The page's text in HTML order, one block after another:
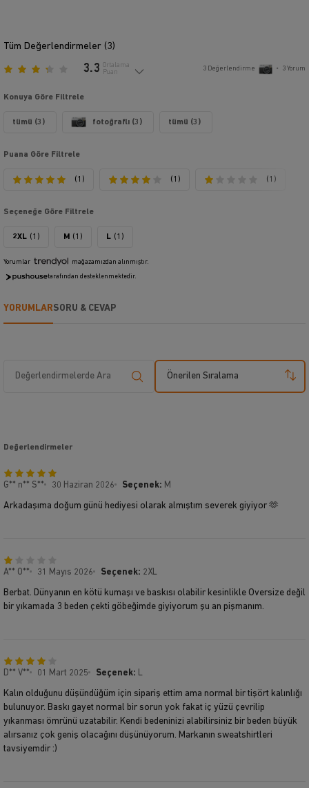
Tüm Değerlendirmeler (3)
3.3
Ortalama
Puan
3 Değerlendirme • 3Yorum
Konuya Göre Filtrele
tümü (3) fotoğraflı (3) tümü (3)
Puana Göre Filtrele
(1) (1) (1)
Seçeneğe Göre Filtrele
2XL (1) M (1) L (1)
Yorumlar mağazamızdan alınmıştır.
tarafından desteklenmektedir.
YORUMLARSORU & CEVAP
Önerilen Sıralama
Değerlendirmeler
G** n** S** 30 Haziran 2026 Seçenek: M
Arkadaşıma doğum günü hediyesi olarak almıştım severek giyiyor 🫶
A** O** 31 Mayıs 2026 Seçenek: 2XL
Berbat. Dünyanın en kötü kumaşı ve baskısı olabilir kesinlikle Oversize değil
bir yıkamada 3 beden çekti göbeğimde giyiyorum şu an pişmanım.
D** V** 01 Mart 2025 Seçenek: L
Kalın olduğunu düşündüğüm için sipariş ettim ama normal bir tişört kalınlığı
bulunuyor. Baskı gayet normal bir sorun yok fakat iç yüzü çevrilip
yıkanması ömrünü uzatabilir. Kendi bedeninizi alabilirsiniz bir beden büyük
alırsanız çok geniş olacağını düşünüyorum. Markanın sweatshirtleri
tavsiyemdir :)